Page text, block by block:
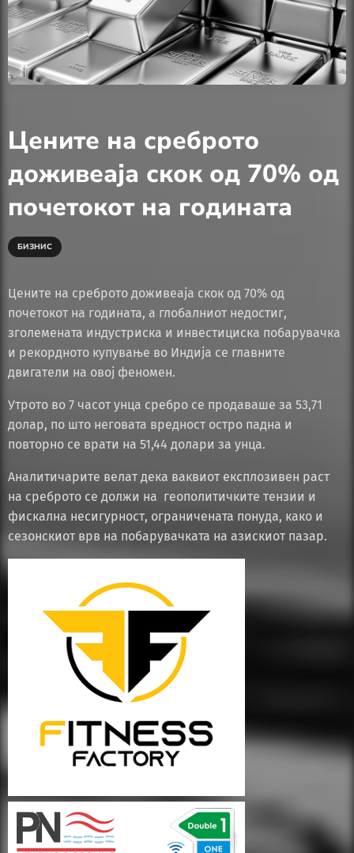
Цените на среброто
доживеаја скок од 70% од
почетокот на годината
БИЗНИС
Цените на среброто доживеаја скок од 70% од
почетокот на годината, а глобалниот недостиг,
зголемената индустриска и инвестициска побарувачка
и рекордното купување во Индија се главните
двигатели на овој феномен.
Утрото во 7 часот унца сребро се продаваше за 53,71
долар, по што неговата вредност остро падна и
повторно се врати на 51,44 долари за унца.
Аналитичарите велат дека ваквиот експлозивен раст
на среброто се должи на геополитичките тензии и
фискална несигурност, ограничената понуда, како и
сезонскиот врв на побарувачката на азискиот пазар.